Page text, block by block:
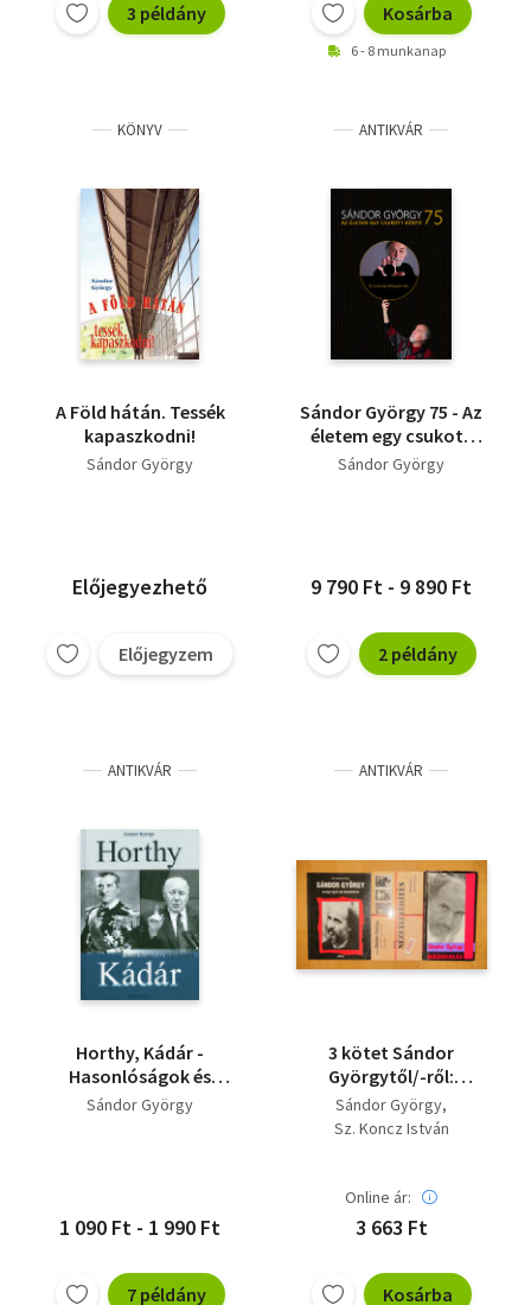
3 példány Kosárba
6 - 8 munkanap
KÖNYV
A Föld hátán. Tessék
kapaszkodni!
Sándor György
Előjegyezhető
Előjegyzem
ANTIKVÁR
Sándor György 75 - Az
életem egy csukott
könyv - Én csak úgy
Sándor György
9 790 Ft - 9 890 Ft
2 példány
ANTIKVÁR
Horthy, Kádár -
Hasonlóságok és
különbségek
Sándor György
1 090 Ft - 1 990 Ft
7 példány
ANTIKVÁR
3 kötet Sándor
Györgytől/-ről:
Nézeteltérítés,
Mágiarakás + Sándor
Sándor György
Sz. Koncz István
Online ár:
3 663 Ft
Kosárba